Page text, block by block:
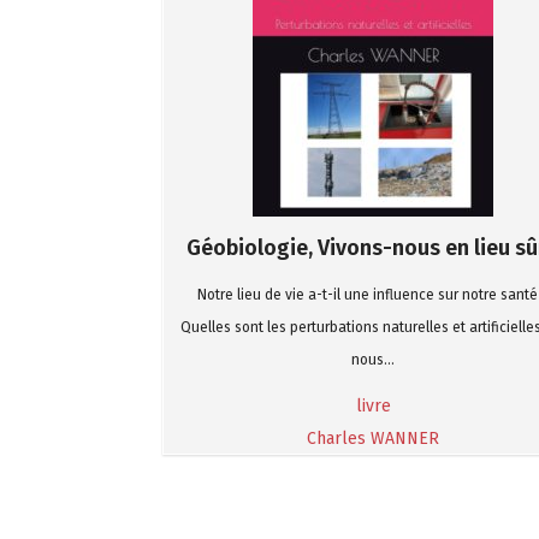
Géobiologie, Vivons-nous en lieu
Notre lieu de vie a-t-il une influence sur notre santé
Quelles sont les perturbations naturelles et
nous...
livre
Charles WANNER